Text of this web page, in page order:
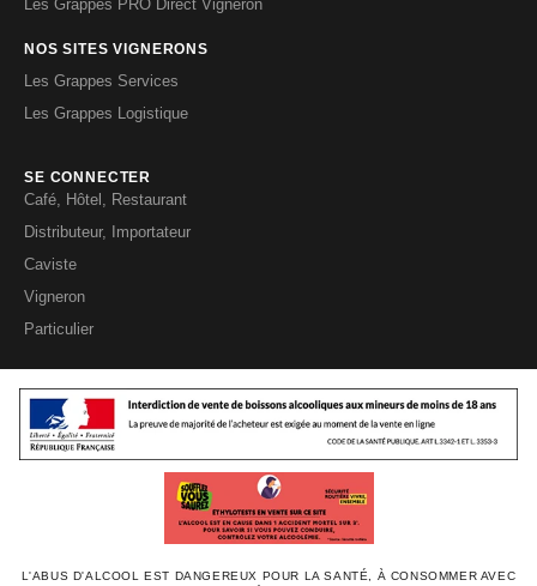
Les Grappes PRO Direct Vigneron
NOS SITES VIGNERONS
Les Grappes Services
Les Grappes Logistique
SE CONNECTER
Café, Hôtel, Restaurant
Distributeur, Importateur
Caviste
Vigneron
Particulier
L'ABUS D'ALCOOL EST DANGEREUX POUR LA SANTÉ, À CONSOMMER AVEC